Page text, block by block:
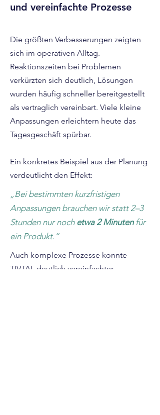
und vereinfachte Prozesse
Die größten Verbesserungen zeigten
sich im operativen Alltag.
Reaktionszeiten bei Problemen
verkürzten sich deutlich, Lösungen
wurden häufig schneller bereitgestellt
als vertraglich vereinbart. Viele kleine
Anpassungen erleichtern heute das
Tagesgeschäft spürbar.
Ein konkretes Beispiel aus der Planung
verdeutlicht den Effekt:
„Bei bestimmten kurzfristigen
Anpassungen brauchen wir statt 2–3
Stunden nur noch etwa 2 Minutenfür
ein Produkt.“
Auch komplexe Prozesse konnte
TIVTAL deutlich vereinfachter